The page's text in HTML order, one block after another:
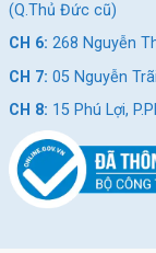
(Q.Thủ Đức cũ)
CH 6: 268 Nguyễn
CH 7: 05 Nguyễn
CH 8: 15 Phú Lợi,